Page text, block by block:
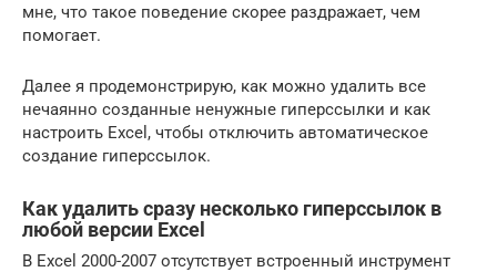
мне, что такое поведение скорее раздражает, чем
помогает.
Далее я продемонстрирую, как можно удалить все
нечаянно созданные ненужные гиперссылки и как
настроить Excel, чтобы отключить автоматическое
создание гиперссылок.
Как удалить сразу несколько гиперссылок в
любой версии Excel
В Excel 2000-2007 отсутствует встроенный инструмент